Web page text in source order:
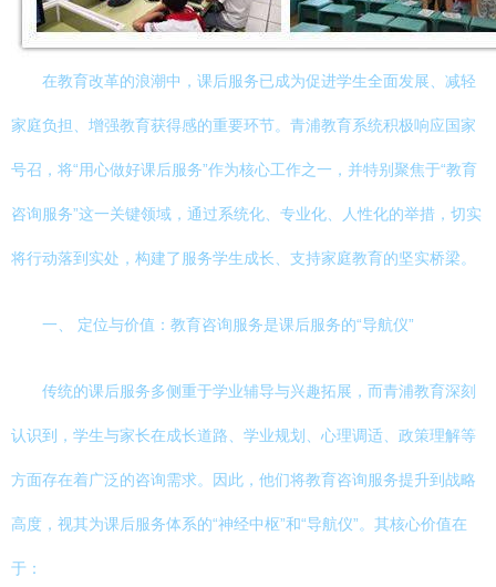
在教育改革的浪潮中，课后服务已成为促进学生全面发展、减轻
家庭负担、增强教育获得感的重要环节。青浦教育系统积极响应国家
号召，将“用心做好课后服务”作为核心工作之一，并特别聚焦于“教育
咨询服务”这一关键领域，通过系统化、专业化、人性化的举措，切实
将行动落到实处，构建了服务学生成长、支持家庭教育的坚实桥梁。
一、 定位与价值：教育咨询服务是课后服务的“导航仪”
传统的课后服务多侧重于学业辅导与兴趣拓展，而青浦教育深刻
认识到，学生与家长在成长道路、学业规划、心理调适、政策理解等
方面存在着广泛的咨询需求。因此，他们将教育咨询服务提升到战略
高度，视其为课后服务体系的“神经中枢”和“导航仪”。其核心价值在
于：